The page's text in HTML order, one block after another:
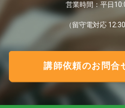
営業時間：平日
（留守電対応
講師依頼のお問合